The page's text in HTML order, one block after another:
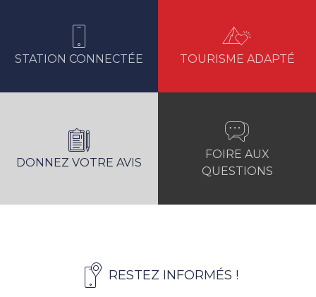
STATION CONNECTÉE TOURISME ADAPTÉ
DONNEZ VOTRE AVIS
FOIRE AUX
QUESTIONS
RESTEZ INFORMÉS !